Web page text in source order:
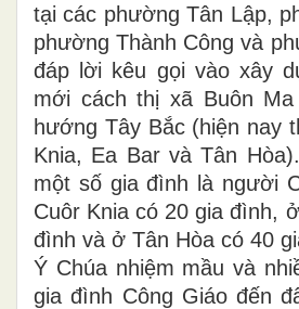
tại các phường Tân Lập,
phường Thành Công và
đáp lời kêu gọi vào xây
mới cách thị xã Buôn Ma
hướng Tây Bắc (hiện nay
Knia, Ea Bar và Tân
một số gia đình là người
Cuôr Knia có 20 gia đình,
đình và ở Tân Hòa có 40
Ý Chúa nhiệm mầu và
gia đình Công Giáo đến